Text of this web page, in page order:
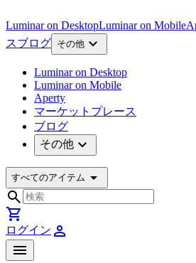
Luminar on DesktopLuminar on Mobile
スブログ その他 expand_more
Luminar on Desktop
Luminar on Mobile
Aperty
マーケットプレース
ブログ
その他 expand_more
すべてのアイテム arrow_drop_down
search
shopping_cart
ログイン person
menu